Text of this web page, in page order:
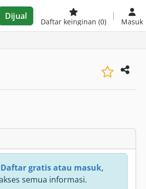
Dijual
Daftar keinginan (0) Masuk
Daftar gratis atau masuk,
semua informasi.